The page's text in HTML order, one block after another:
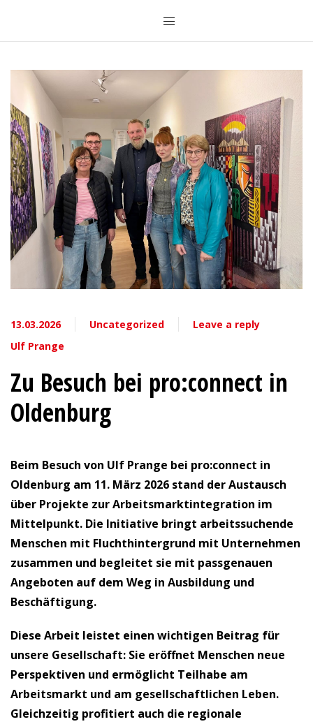
13.03.2026 Uncategorized
Leave a reply
Ulf Prange
Zu Besuch bei pro:connect in
Oldenburg
Beim Besuch von Ulf Prange bei pro:connect in
Oldenburg am 11. März 2026 stand der Austausch
über Projekte zur Arbeitsmarktintegration im
Mittelpunkt. Die Initiative bringt arbeitssuchende
Menschen mit Fluchthintergrund mit Unternehmen
zusammen und begleitet sie mit passgenauen
Angeboten auf dem Weg in Ausbildung und
Beschäftigung.
Diese Arbeit leistet einen wichtigen Beitrag für
unsere Gesellschaft: Sie eröffnet Menschen neue
Perspektiven und ermöglicht Teilhabe am
Arbeitsmarkt und am gesellschaftlichen Leben.
Gleichzeitig profitiert auch die regionale